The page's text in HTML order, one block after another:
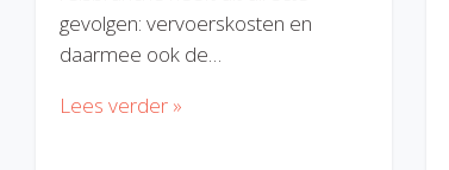
gevolgen: vervoerskosten en
daarmee ook de…
Lees verder »